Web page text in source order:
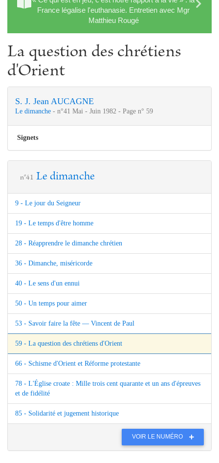
France légalise l'euthanasie. Entretien avec Mgr
Matthieu Rougé
La question des chrétiens
d'Orient
S. J. Jean AUCAGNE
Le dimanche - n°41 Mai - Juin 1982 - Page n° 59
Signets
n°41 Le dimanche
9 - Le jour du Seigneur
19 - Le temps d'être homme
28 - Réapprendre le dimanche chrétien
36 - Dimanche, miséricorde
40 - Le sens d'un ennui
50 - Un temps pour aimer
53 - Savoir faire la fête — Vincent de Paul
59 - La question des chrétiens d'Orient
66 - Schisme d'Orient et Réforme protestante
78 - L'Église croate : Mille trois cent quarante et un ans d'épreuves
et de fidélité
85 - Solidarité et jugement historique
VOIR LE NUMÉRO